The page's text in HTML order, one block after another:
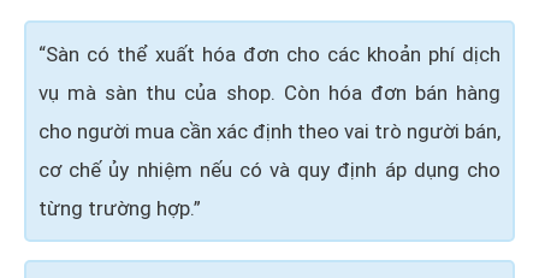
“Sàn có thể xuất hóa đơn cho các khoản phí dịch
vụ mà sàn thu của shop. Còn hóa đơn bán hàng
cho người mua cần xác định theo vai trò người bán,
cơ chế ủy nhiệm nếu có và quy định áp dụng cho
từng trường hợp.”